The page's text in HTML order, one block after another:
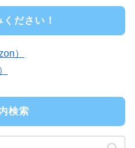
ださい！
）
検索